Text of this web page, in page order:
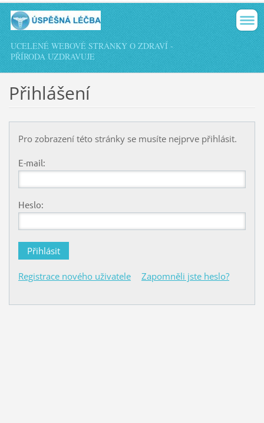
UCELENÉ WEBOVÉ STRÁNKY O ZDRAVÍ -
PŘÍRODA UZDRAVUJE
Přihlášení
Pro zobrazení této stránky se musíte nejprve přihlásit.
E-mail:
Heslo:
Registrace nového uživatele Zapomněli jste heslo?